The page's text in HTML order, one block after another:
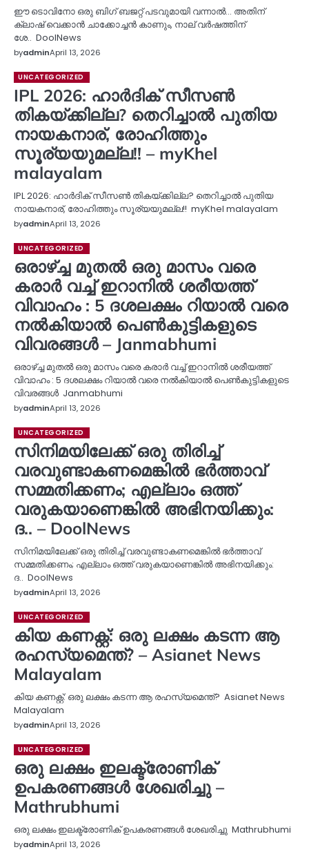
ഈ ടൊവിനോ ഒരു ബിഗ് ബജറ്റ് പടവുമായി വന്നാല്‍… അതിന്
ക്ലാഷ് വെക്കാന്‍ ചാക്കോച്ചന്‍ കാണും, നാല് വര്‍ഷത്തിന്
ശേ.. DoolNews
byadminApril 13, 2026
UNCATEGORIZED
IPL 2026: ഹാര്‍ദിക് സീസണ്‍
തികയ്ക്കില്ല? തെറിച്ചാല്‍ പുതിയ
നായകനാര്, രോഹിത്തും
സൂര്യയുമല്ല!! – myKhel
malayalam
IPL 2026: ഹാര്‍ദിക് സീസണ്‍ തികയ്ക്കില്ല? തെറിച്ചാല്‍ പുതിയ
നായകനാര്, രോഹിത്തും സൂര്യയുമല്ല!! myKhel malayalam
byadminApril 13, 2026
UNCATEGORIZED
ഒരാഴ്‌ച്ച മുതൽ ഒരു മാസം വരെ
കരാർ വച്ച് ഇറാനിൽ ശരീയത്ത്
വിവാഹം : 5 ദശലക്ഷം റിയാൽ വരെ
നൽകിയാൽ പെൺകുട്ടികളുടെ
വിവരങ്ങൾ – Janmabhumi
ഒരാഴ്‌ച്ച മുതൽ ഒരു മാസം വരെ കരാർ വച്ച് ഇറാനിൽ ശരീയത്ത്
വിവാഹം : 5 ദശലക്ഷം റിയാൽ വരെ നൽകിയാൽ പെൺകുട്ടികളുടെ
വിവരങ്ങൾ Janmabhumi
byadminApril 13, 2026
UNCATEGORIZED
സിനിമയിലേക്ക് ഒരു തിരിച്ച്
വരവുണ്ടാകണമെങ്കിൽ ഭർത്താവ്
സമ്മതിക്കണം; എല്ലാം ഒത്ത്
വരുകയാണെങ്കിൽ അഭിനയിക്കും:
ദ.. – DoolNews
സിനിമയിലേക്ക് ഒരു തിരിച്ച് വരവുണ്ടാകണമെങ്കിൽ ഭർത്താവ്
സമ്മതിക്കണം; എല്ലാം ഒത്ത് വരുകയാണെങ്കിൽ അഭിനയിക്കും:
ദ.. DoolNews
byadminApril 13, 2026
UNCATEGORIZED
കിയ കണക്റ്റ്: ഒരു ലക്ഷം കടന്ന ആ
രഹസ്യമെന്ത്? – Asianet News
Malayalam
കിയ കണക്റ്റ്: ഒരു ലക്ഷം കടന്ന ആ രഹസ്യമെന്ത്? Asianet News
Malayalam
byadminApril 13, 2026
UNCATEGORIZED
ഒരു ലക്ഷം ഇലക്ട്രോണിക്
ഉപകരണങ്ങൾ ശേഖരിച്ചു –
Mathrubhumi
ഒരു ലക്ഷം ഇലക്ട്രോണിക് ഉപകരണങ്ങൾ ശേഖരിച്ചു Mathrubhumi
byadminApril 13, 2026